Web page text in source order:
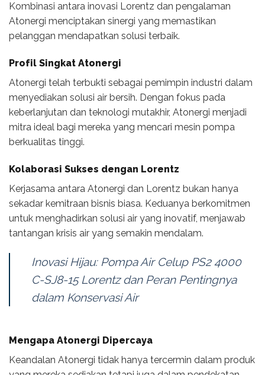
Kombinasi antara inovasi Lorentz dan pengalaman
Atonergi menciptakan sinergi yang memastikan
pelanggan mendapatkan solusi terbaik.
Profil Singkat Atonergi
Atonergi telah terbukti sebagai pemimpin industri dalam
menyediakan solusi air bersih. Dengan fokus pada
keberlanjutan dan teknologi mutakhir, Atonergi menjadi
mitra ideal bagi mereka yang mencari mesin pompa
berkualitas tinggi.
Kolaborasi Sukses dengan Lorentz
Kerjasama antara Atonergi dan Lorentz bukan hanya
sekadar kemitraan bisnis biasa. Keduanya berkomitmen
untuk menghadirkan solusi air yang inovatif, menjawab
tantangan krisis air yang semakin mendalam.
Inovasi Hijau: Pompa Air Celup PS2 4000
C-SJ8-15 Lorentz dan Peran Pentingnya
dalam Konservasi Air
Mengapa Atonergi Dipercaya
Keandalan Atonergi tidak hanya tercermin dalam produk